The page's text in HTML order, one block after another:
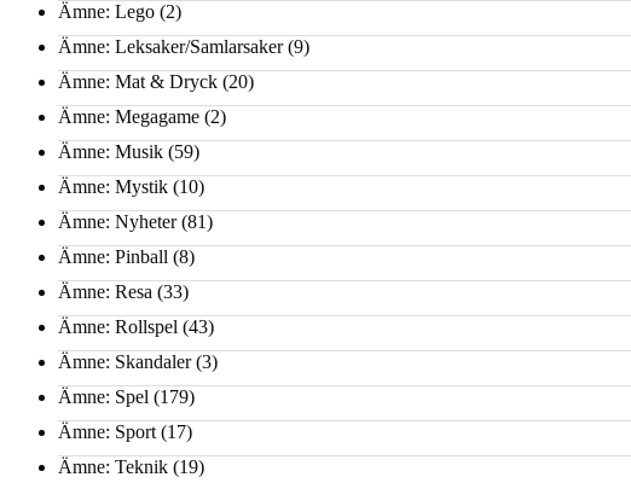
Ämne: Lego (2)
Ämne: Leksaker/Samlarsaker(9)
Ämne: Mat & Dryck (20)
Ämne: Megagame (2)
Ämne: Musik (59)
Ämne: Mystik (10)
Ämne: Nyheter(81)
Ämne: Pinball (8)
Ämne: Resa (33)
Ämne: Rollspel (43)
Ämne: Skandaler(3)
Ämne: Spel (179)
Ämne: Sport (17)
Ämne: Teknik (19)